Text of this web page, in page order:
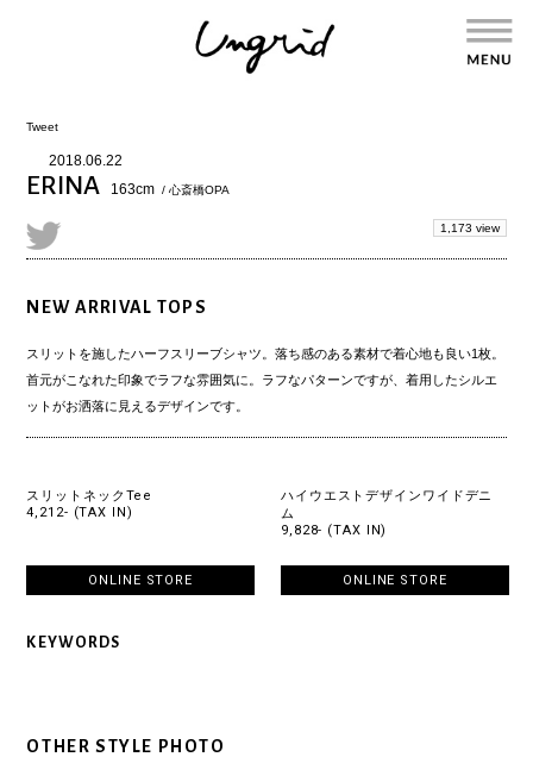
Tweet
2018.06.22
ERINA 163cm / 心斎橋OPA
1,173 view
NEW ARRIVAL TOPS
スリットを施したハーフスリーブシャツ。落ち感のある素材で着心地も良い1枚。
首元がこなれた印象でラフな雰囲気に。ラフなパターンですが、着用したシルエ
ットがお洒落に見えるデザインです。
スリットネックTee
4,212- (TAX IN)
ONLINE STORE
ハイウエストデザインワイドデニ
ム
9,828- (TAX IN)
ONLINE STORE
KEYWORDS
OTHER STYLE PHOTO